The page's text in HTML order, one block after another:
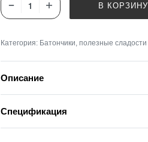
В КОРЗИНУ
Категория: Батончики, полезные сладости
Описание
Спецификация